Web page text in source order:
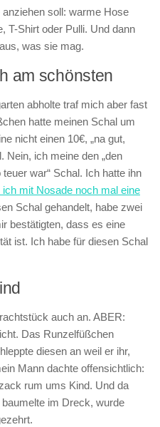
soll: warme Hose
T-Shirt oder Pulli. Und dann
was sie mag.
am schönsten
abholte traf mich aber fast
hatte meinen Schal um
nicht einen 10€, „na gut,
Nein, ich meine den „den
war“ Schal. Ich hatte ihn
mit Nosade noch mal eine
Schal gehandelt, habe zwei
bestätigten, dass es eine
ist. Ich habe für diesen Schal
auch an. ABER:
Das Runzelfüßchen
diesen an weil er ihr,
Mann dachte offensichtlich:
rum ums Kind. Und da
im Dreck, wurde